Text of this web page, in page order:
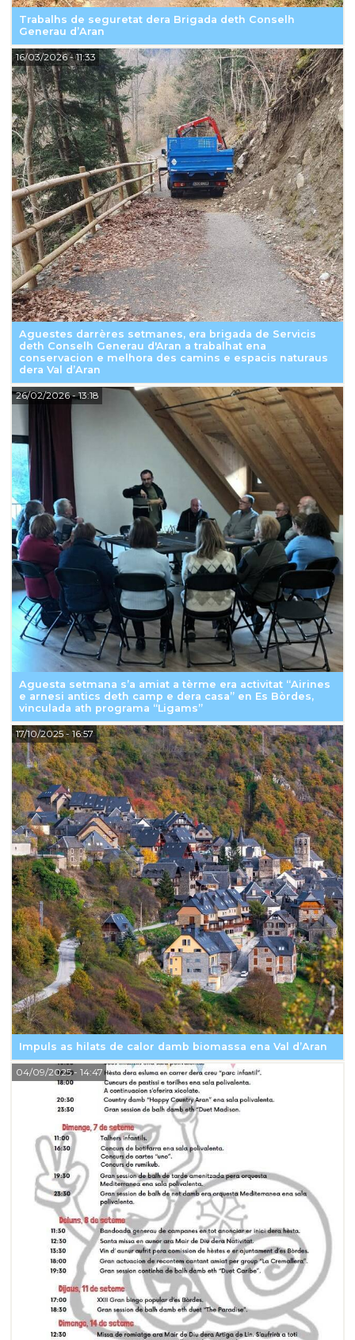
Trabalhs de seguretat dera Brigada deth Conselh
Generau d’Aran
Aguestes darrères setmanes, era brigada de Servicis
deth Conselh Generau d'Aran a trabalhat ena
conservacion e melhora des camins e espacis naturaus
dera Val d’Aran
16/03/2026- 11:33
Aguesta setmana s’a amiat a tèrme era activitat “Airines
e arnesi antics deth camp e dera casa” en Es Bòrdes,
vinculada ath programa “Ligams”
26/02/2026- 13:18
Impuls as hilats de calor damb biomassa ena Val d’Aran
17/10/2025- 16:57
04/09/2025- 14:47